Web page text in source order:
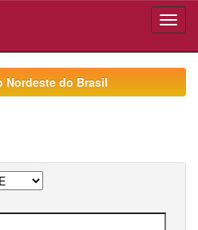
Nordeste do Brasil